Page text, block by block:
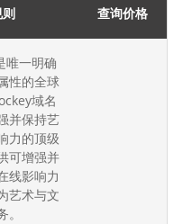
查询价格
唯一明确
性的全球
域名
并保持艺
力的顶级
可增强并
线影响力
艺术与文